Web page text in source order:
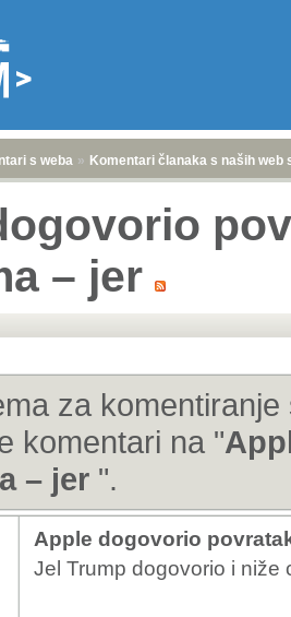
s weba » Komentari članaka s naših web
– jer
za
komentari na "
– jer ".
Apple dogovorio
Jel Trump dogovorio i niže